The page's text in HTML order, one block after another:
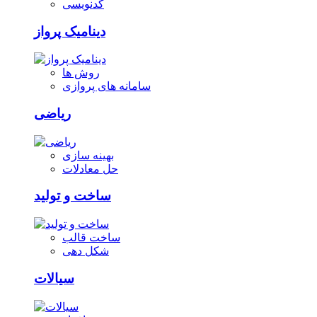
کدنویسی
دینامیک پرواز
روش ها
سامانه های پروازی
ریاضی
بهینه سازی
حل معادلات
ساخت و تولید
ساخت قالب
شکل دهی
سیالات